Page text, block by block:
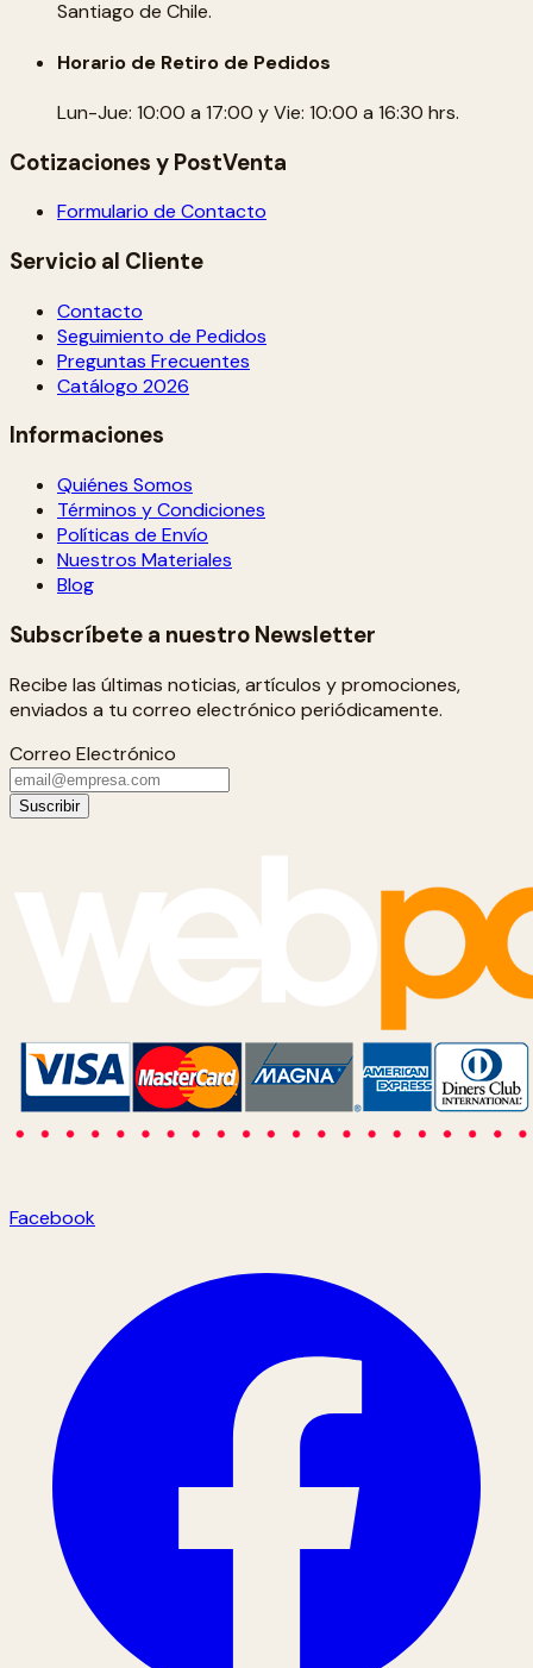
Santiago de Chile.
Horario de Retiro de Pedidos
Lun-Jue: 10:00 a 17:00 y Vie: 10:00 a 16:30 hrs.
Cotizaciones y PostVenta
Formulario de Contacto
Servicio al Cliente
Contacto
Seguimiento de Pedidos
Preguntas Frecuentes
Catálogo 2026
Informaciones
Quiénes Somos
Términos y Condiciones
Políticas de Envío
Nuestros Materiales
Blog
Subscríbete a nuestro Newsletter
Recibe las últimas noticias, artículos y promociones,
enviados a tu correo electrónico periódicamente.
Correo Electrónico
Suscribir
Facebook